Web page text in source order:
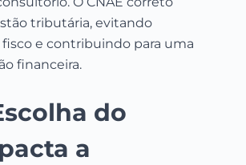
tributária, evitando
e contribuindo para uma
financeira.
do
a